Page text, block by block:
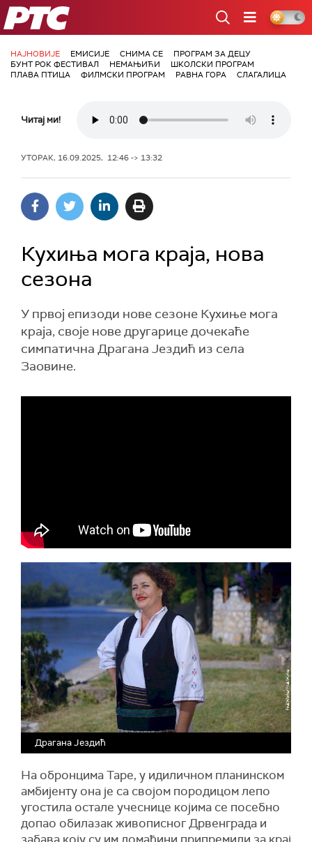
РТС
НАЈНОВИЈЕ ЕМИСИЈЕ СНИМА СЕ
ПРОГРАМ ЗА ДЕЦУ
БУНТ РОК ФЕСТИВАЛ
НЕМАЊИЋИ
ШКОЛСКИ ПРОГРАМ
ПЛАВА ПТИЦА
ФИЛМСКИ ПРОГРАМ РАВНА ГОРА СЛАГАЛИЦА
Читај ми!
УТОРАК, 16.09.2025, 12:46 -> 13:32
Кухиња мога краја, нова
сезона
У првој епизоди нове сезоне Кухиње мога
краја, своје нове другарице дочекаће
симпатична Драгана Јездић из села
Заовине.
Драгана Јездић
На обронцима Таре, у идиличном планинском
амбијенту она је са својом породицом лепо
угостила остале учеснице којима се посебно
допао обилазак живописног Дрвенграда и